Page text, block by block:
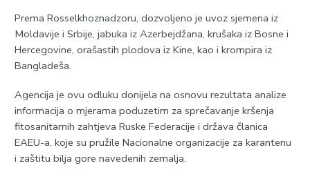
Prema Rosselkhoznadzoru, dozvoljeno je uvoz sjemena iz
Moldavije i Srbije, jabuka iz Azerbejdžana, krušaka iz Bosne i
Hercegovine, orašastih plodova iz Kine, kao i krompira iz
Bangladeša.
Agencija je ovu odluku donijela na osnovu rezultata analize
informacija o mjerama poduzetim za sprečavanje kršenja
fitosanitarnih zahtjeva Ruske Federacije i država članica
EAEU-a, koje su pružile Nacionalne organizacije za karantenu
i zaštitu bilja gore navedenih zemalja.